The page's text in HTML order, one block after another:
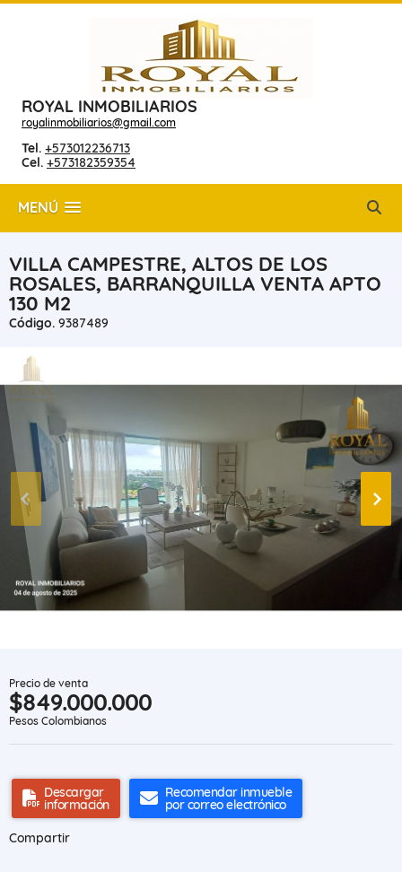
ROYAL INMOBILIARIOS
royalinmobiliarios@gmail.com
Tel. +573012236713
Cel. +573182359354
MENÚ
VILLA CAMPESTRE, ALTOS DE LOS
ROSALES, BARRANQUILLA VENTA APTO
130 M2
Código. 9387489
Precio de venta
$849.000.000
Pesos Colombianos
Descargar
información
Recomendar inmueble
por correo electrónico
Compartir